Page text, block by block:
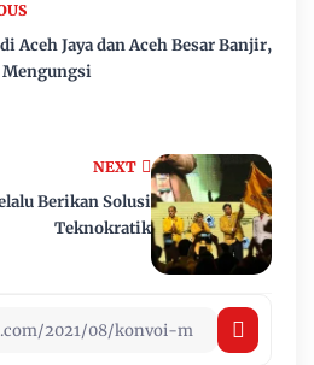
NEXT
Berikan Solusi
Teknokratik
Aceh Jaya dan Aceh Besar Banjir,
Mengungsi